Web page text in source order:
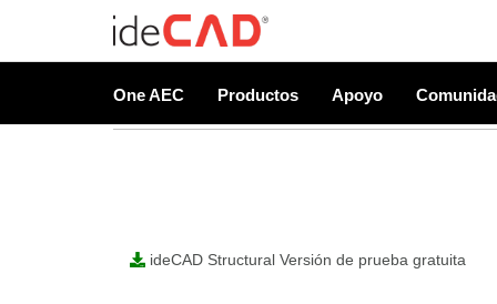
One AEC Productos Apoyo
Versión de prueba
ideCAD Structural Versión de prueba gratuita